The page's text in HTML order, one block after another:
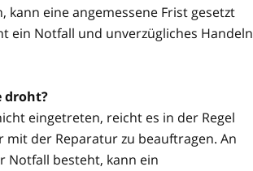
eine angemessene Frist gesetzt
ein Notfall und unverzügliches Handeln
droht?
eingetreten, reicht es in der Regel
der Reparatur zu beauftragen. An
Notfall besteht, kann ein